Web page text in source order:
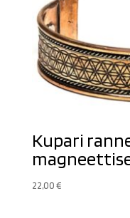
Kupari
22,00€